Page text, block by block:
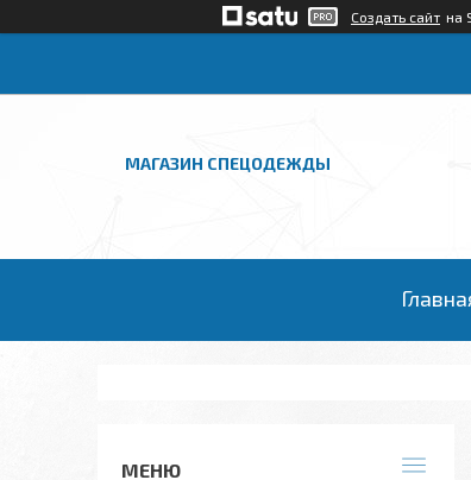
Создать сайт на
МАГАЗИН СПЕЦОДЕЖДЫ